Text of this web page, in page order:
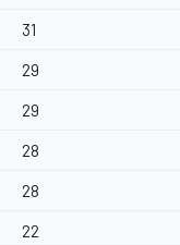
31
29
29
28
28
22